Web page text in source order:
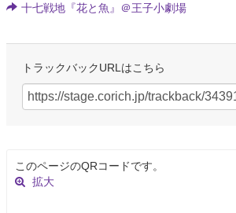
十七戦地『花と魚』＠王子小劇場
トラックバックURLはこちら
このページのQRコードです。
拡大